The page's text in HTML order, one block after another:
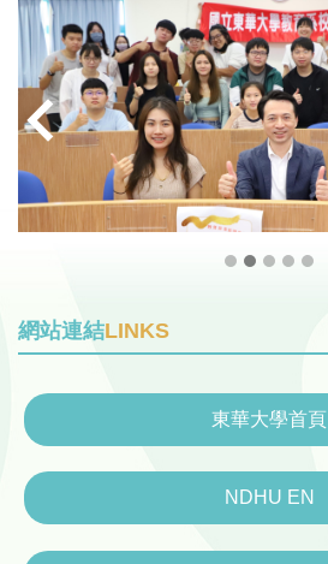
網站連結LINKS
東華大學首頁
NDHU EN